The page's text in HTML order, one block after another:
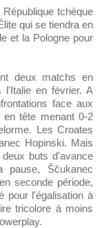
qui se tiendra en
et la Pologne pour
deux matchs en
l'Italie en février. A
face aux
tête menant 0-2
Les Croates
Hopinski. Mais
buts d'avance
Ščukanec
seconde période,
pour l'égalisation à
tricolore à moins